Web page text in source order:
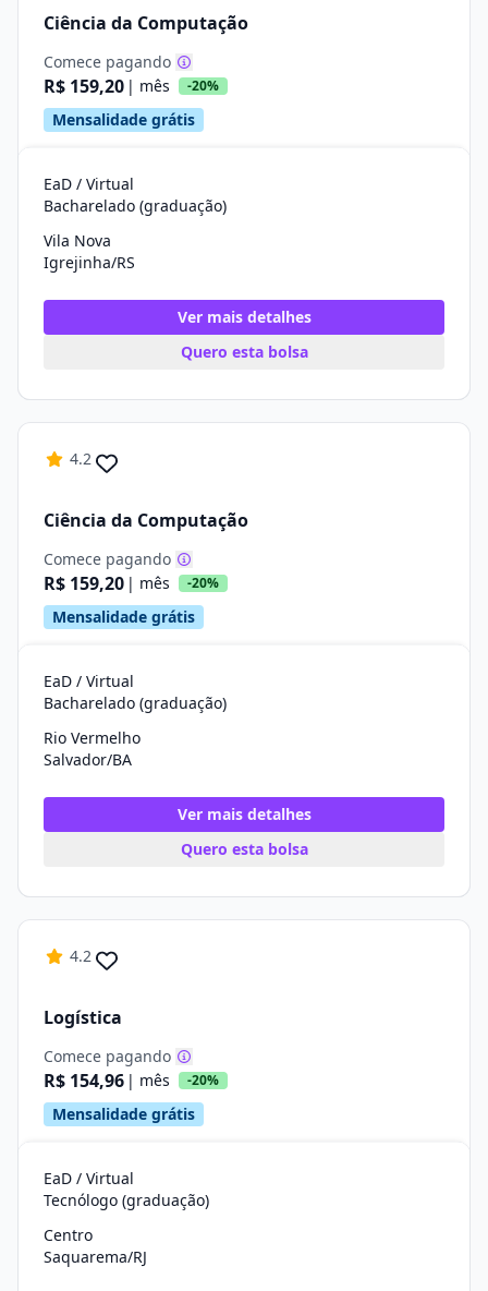
Ciência da Computação
Comece pagando
R$ 159,20 | mês -20%
Mensalidade grátis
EaD / Virtual
Bacharelado (graduação)
Vila Nova
Igrejinha/RS
Ver mais detalhes
Quero esta bolsa
4.2
Ciência da Computação
Comece pagando
R$ 159,20 | mês -20%
Mensalidade grátis
EaD / Virtual
Bacharelado (graduação)
Rio Vermelho
Salvador/BA
Ver mais detalhes
Quero esta bolsa
4.2
Logística
Comece pagando
R$ 154,96 | mês -20%
Mensalidade grátis
EaD / Virtual
Tecnólogo (graduação)
Centro
Saquarema/RJ